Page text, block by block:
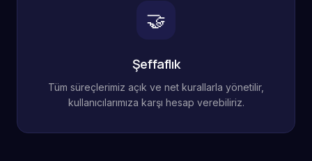
🤝
Şeffaflık
Tüm süreçlerimiz açık ve net kurallarla yönetilir,
kullanıcılarımıza karşı hesap verebiliriz.